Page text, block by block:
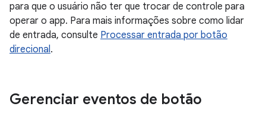
para que o usuário não ter que trocar de controle para
operar o app. Para mais informações sobre como lidar
de entrada, consulte Processar entrada por botão
direcional.
Gerenciar eventos de botão